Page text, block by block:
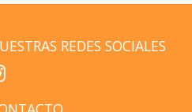
REDES SOCIALES